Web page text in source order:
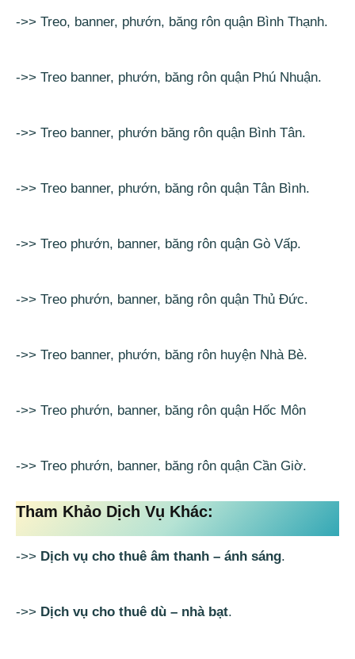
->> Treo, banner, phướn, băng rôn quận Bình Thạnh.
->> Treo banner, phướn, băng rôn quận Phú Nhuận.
->> Treo banner, phướn băng rôn quận Bình Tân.
->> Treo banner, phướn, băng rôn quận Tân Bình.
->> Treo phướn, banner, băng rôn quận Gò Vấp.
->> Treo phướn, banner, băng rôn quận Thủ Đức.
->> Treo banner, phướn, băng rôn huyện Nhà Bè.
->> Treo phướn, banner, băng rôn quận Hốc Môn
->> Treo phướn, banner, băng rôn quận Cần Giờ.
Tham Khảo Dịch Vụ Khác:
->> Dịch vụ cho thuê âm thanh – ánh sáng.
->> Dịch vụ cho thuê dù – nhà bạt.